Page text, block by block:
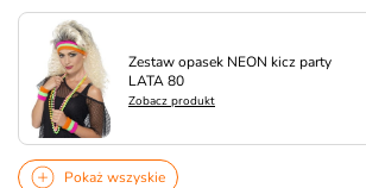
Zestaw opasek NEON kicz party
LATA 80
Zobacz produkt
Pokaż wszyskie